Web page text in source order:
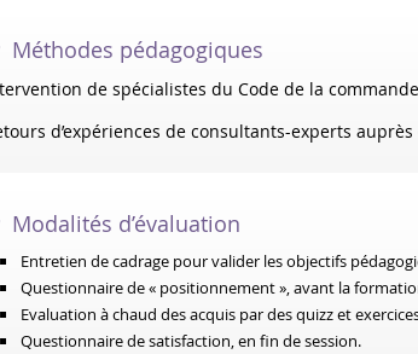
Méthodes pédagogiques
de spécialistes du Code de la
d’expériences de consultants-experts
Modalités d’évaluation
Entretien de cadrage pour valider les objectifs
Questionnaire de « positionnement », avant la
Evaluation à chaud des acquis par des quizz et
Questionnaire de satisfaction, en fin de session.